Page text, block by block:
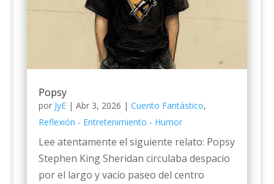
Popsy
por JyE| Abr 3, 2026 | Cuento Fantástico,
Reflexión - Entretenimiento - Humor
Lee atentamente el siguiente relato: Popsy
Stephen King Sheridan circulaba despacio
por el largo y vacío paseo del centro